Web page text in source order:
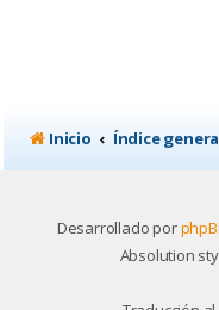
Inicio Índice
Desarrollado por
Absolution